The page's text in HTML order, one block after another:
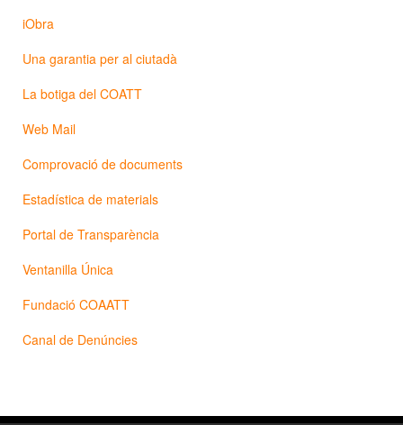
iObra
Una garantia per al ciutadà
La botiga del COATT
Web Mail
Comprovació de documents
Estadística de materials
Portal de Transparència
Ventanilla Única
Fundació COAATT
Canal de Denúncies